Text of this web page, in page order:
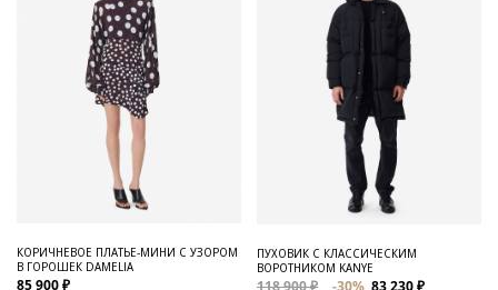
КОРИЧНЕВОЕ ПЛАТЬЕ-МИНИ С УЗОРОМ
В ГОРОШЕК DAMELIA
85 900 ₽
ПУХОВИК С КЛАССИЧЕСКИМ
ВОРОТНИКОМ KANYE
118 900 ₽ -30% 83 230 ₽